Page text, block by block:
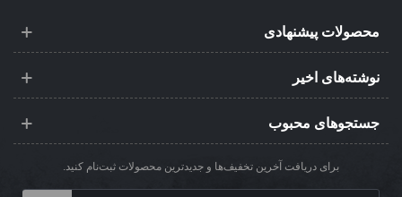
محصولات پیشنهادی
نوشته‌های اخیر
جستجوهای محبوب
برای دریافت آخرین تخفیف‌ها و جدیدترین محصولات ثبت‌نام کنید.